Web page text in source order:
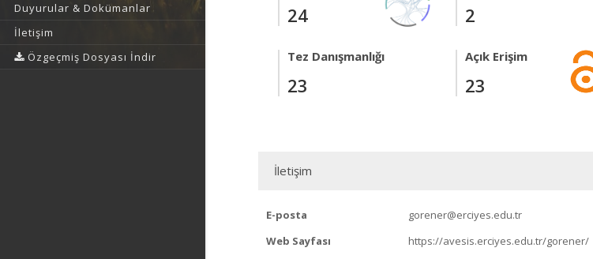
Duyurular & Dokümanlar
İletişim
Özgeçmiş Dosyası İndir
24 2
Tez Danışmanlığı
23
Açık Erişim
23
İletişim
E-posta
gorener@erciyes.edu.tr
Web Sayfası
https://avesis.erciyes.edu.tr/gorener/